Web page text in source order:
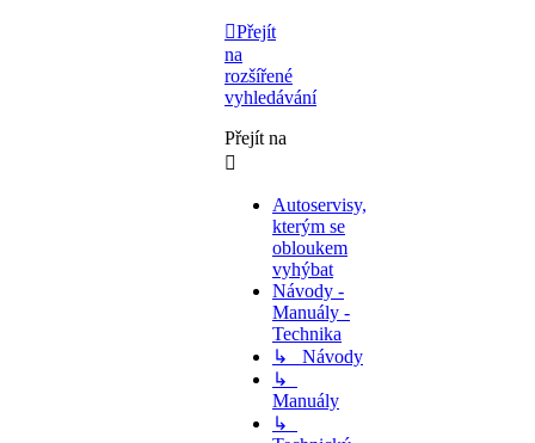
Přejít
na
rozšířené
vyhledávání
Přejít na
Autoservisy,
kterým se
obloukem
vyhýbat
Návody -
Manuály -
Technika
↳ Návody
↳
Manuály
↳